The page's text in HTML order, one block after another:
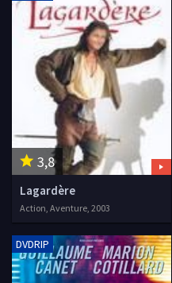
3,8
Lagardère
Action, Aventure, 2003
DVDRIP